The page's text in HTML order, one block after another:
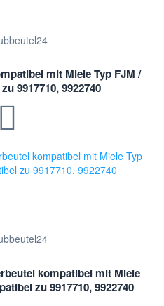
mit Miele Typ FJM /
9917710, 9922740
kompatibel mit Miele
zu 9917710, 9922740